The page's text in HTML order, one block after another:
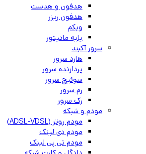
هدفون و هدست
هدفون ریزر
وبکم
پایه مانیتور
سرور آکبند
هارد سرور
پردازنده سرور
سوئیچ سرور
رم سرور
رک سرور
مودم و شبکه
مودم روتر (ADSL-VDSL)
مودم دی لینک
مودم تی پی لینک